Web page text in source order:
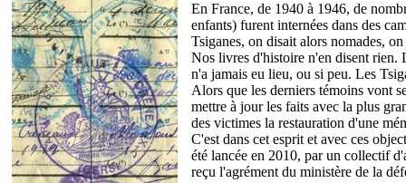
En France, de 1940 à 1946, de
enfants) furent internées dans des
Tsiganes, on disait alors nomades,
Nos livres d'histoire n'en disent rien.
n'a jamais eu lieu, ou si peu. Les
Alors que les derniers témoins vont
mettre à jour les faits avec la plus
des victimes la restauration d'une
C'est dans cet esprit et avec ces
été lancée en 2010, par un collectif
reçu l'agrément du ministère de la